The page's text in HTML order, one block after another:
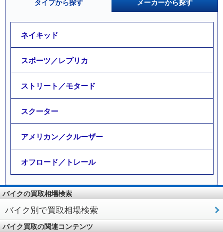
タイプから探す メーカーから探す
ネイキッド
スポーツ／レプリカ
ストリート／モタード
スクーター
アメリカン／クルーザー
オフロード／トレール
バイクの買取相場検索
バイク別で買取相場検索
バイク買取の関連コンテンツ